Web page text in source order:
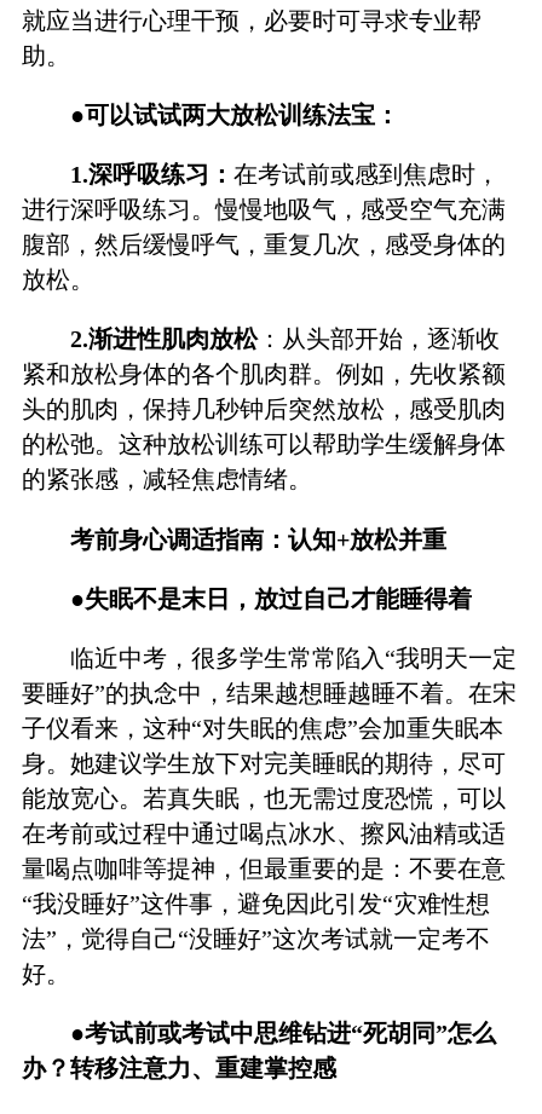
就应当进行心理干预，必要时可寻求专业帮
助。
●可以试试两大放松训练法宝：
1.深呼吸练习：在考试前或感到焦虑时，
进行深呼吸练习。慢慢地吸气，感受空气充满
腹部，然后缓慢呼气，重复几次，感受身体的
放松。
2.渐进性肌肉放松：从头部开始，逐渐收
紧和放松身体的各个肌肉群。例如，先收紧额
头的肌肉，保持几秒钟后突然放松，感受肌肉
的松弛。这种放松训练可以帮助学生缓解身体
的紧张感，减轻焦虑情绪。
考前身心调适指南：认知+放松并重
●失眠不是末日，放过自己才能睡得着
临近中考，很多学生常常陷入“我明天一定
要睡好”的执念中，结果越想睡越睡不着。在宋
子仪看来，这种“对失眠的焦虑”会加重失眠本
身。她建议学生放下对完美睡眠的期待，尽可
能放宽心。若真失眠，也无需过度恐慌，可以
在考前或过程中通过喝点冰水、擦风油精或适
量喝点咖啡等提神，但最重要的是：不要在意
“我没睡好”这件事，避免因此引发“灾难性想
法”，觉得自己“没睡好”这次考试就一定考不
好。
●考试前或考试中思维钻进“死胡同”怎么
办？转移注意力、重建掌控感